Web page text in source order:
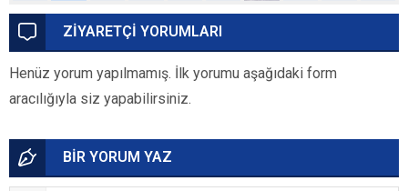
ZİYARETÇİ YORUMLARI
Henüz yorum yapılmamış. İlk yorumu aşağıdaki form
aracılığıyla siz yapabilirsiniz.
BİR YORUM YAZ